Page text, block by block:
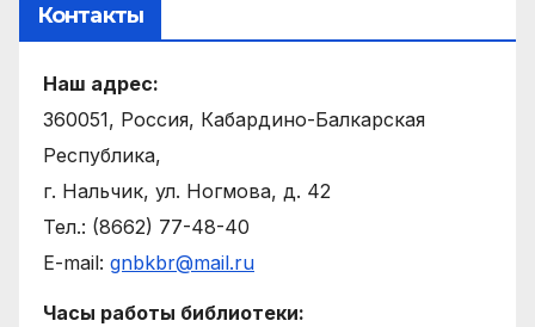
Контакты
Наш адрес:
360051, Россия, Кабардино-Балкарская
Республика,
г. Нальчик, ул. Ногмова, д. 42
Тел.: (8662) 77-48-40
E-mail: gnbkbr@mail.ru
Часы работы библиотеки: